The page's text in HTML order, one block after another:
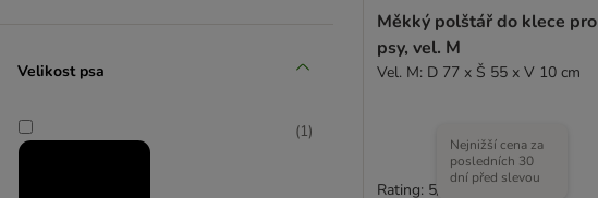
Flamingo
(3 )
Velikost psa
(1)
Měkký polštář do klece pro
psy, vel. M
Vel. M: D 77 x Š 55 x V 10 cm
Nejnižší cena za
posledních 30
dní před slevou
Rating: 5/5